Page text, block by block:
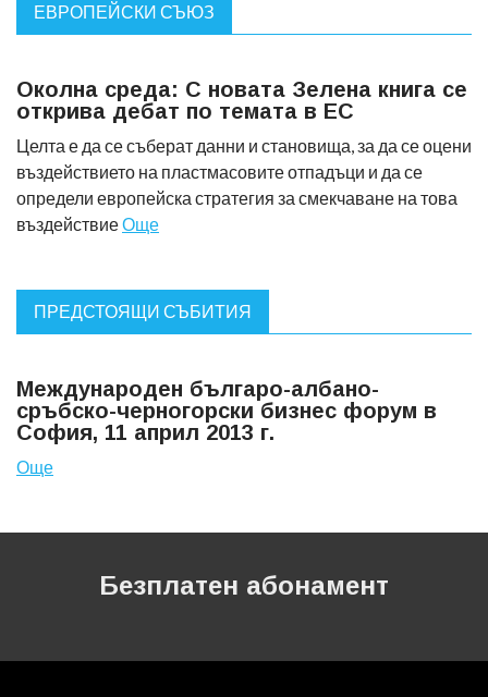
ЕВРОПЕЙСКИ СЪЮЗ
Околна среда: С новата Зелена книга се
открива дебат по темата в ЕС
Целта е да се съберат данни и становища, за да се оцени
въздействието на пластмасовите отпадъци и да се
определи европейска стратегия за смекчаване на това
въздействиеОще
ПРЕДСТОЯЩИ СЪБИТИЯ
Международен българо-албано-
сръбско-черногорски бизнес форум в
София, 11 април 2013 г.
Още
Безплатен абонамент